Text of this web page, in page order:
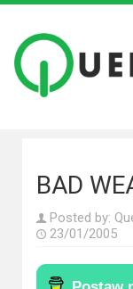
Filmy
Krótkie
recenzje
Seriale
BAD
Posted by:
23/01/2005